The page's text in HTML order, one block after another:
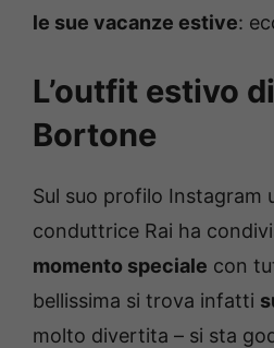
le sue vacanze estive:
L’outfit estivo
Bortone
Sul suo profilo Instagram
conduttrice Rai ha
momento speciale con
bellissima si trova infatti
molto divertita – si sta